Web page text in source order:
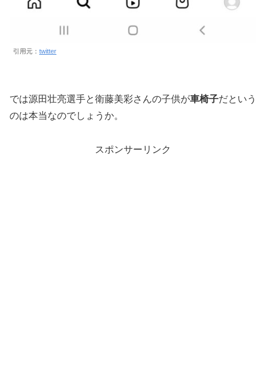
引用元： twitter
では源田壮亮選手と衛藤美彩さんの子供が車椅子だという
のは本当なのでしょうか。
スポンサーリンク